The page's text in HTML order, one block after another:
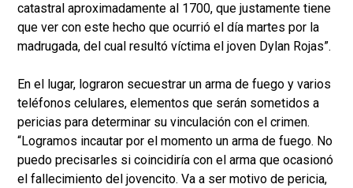
catastral aproximadamente al 1700, que justamente tiene
que ver con este hecho que ocurrió el día martes por la
madrugada, del cual resultó víctima el joven Dylan Rojas”.
En el lugar, lograron secuestrar un arma de fuego y varios
teléfonos celulares, elementos que serán sometidos a
pericias para determinar su vinculación con el crimen.
“Logramos incautar por el momento un arma de fuego. No
puedo precisarles si coincidiría con el arma que ocasionó
el fallecimiento del jovencito. Va a ser motivo de pericia,